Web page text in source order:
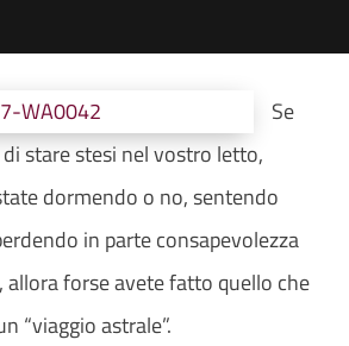
Se
stare stesi nel vostro letto,
dormendo o no, sentendo
in parte consapevolezza
allora forse avete fatto quello che
“viaggio astrale”.